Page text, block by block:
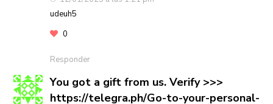
udeuh5
0
Responder
You got a gift from us. Verify >>>
https://telegra.ph/Go-to-your-personal-